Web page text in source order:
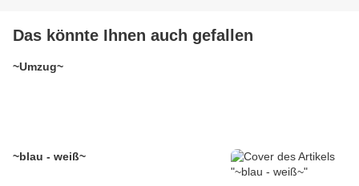
Das könnte Ihnen auch gefallen
~Umzug~
~blau - weiß~